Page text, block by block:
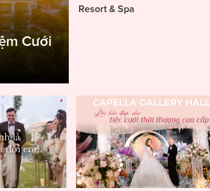
Cưới
Resort & Spa